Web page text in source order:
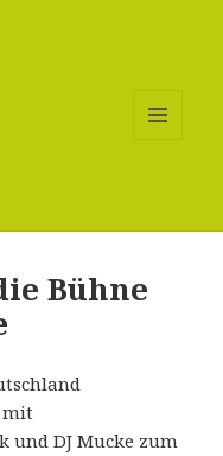
Bühne
mit
und DJ Mucke zum